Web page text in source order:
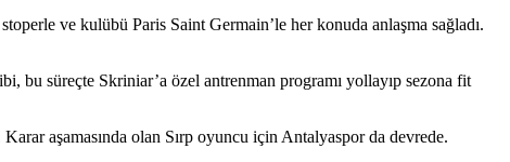
ve kulübü Paris Saint Germain’le her konuda anlaşma sağladı.
bu süreçte Skriniar’a özel antrenman programı yollayıp sezona fit
aşamasında olan Sırp oyuncu için Antalyaspor da devrede.